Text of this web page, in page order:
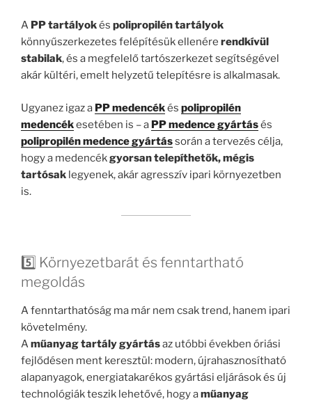
A PP tartályokés polipropilén tartályok
könnyűszerkezetes felépítésük ellenére rendkívül
stabilak, és a megfelelő tartószerkezet segítségével
akár kültéri, emelt helyzetű telepítésre is alkalmasak.
Ugyanez igaz a PP medencékés polipropilén
medencékesetében is – a PP medence gyártásés
polipropilén medence gyártássorán a tervezés célja,
hogy a medencékgyorsan telepíthetők, mégis
tartósak legyenek, akár agresszív ipari környezetben
is.
5️⃣ Környezetbarát és fenntartható
megoldás
A fenntarthatóság ma már nem csak trend, hanem ipari
követelmény.
Aműanyag tartály gyártásaz utóbbi években óriási
fejlődésen ment keresztül: modern, újrahasznosítható
alapanyagok, energiatakarékos gyártási eljárások és új
technológiák teszik lehetővé, hogy aműanyag